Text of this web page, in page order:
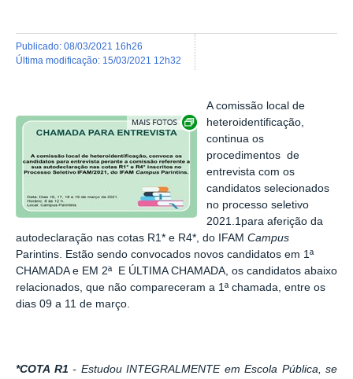
publicado: 08/03/2021 16h26
última modificação: 15/03/2021 12h32
Show image carousel
A comissão local de
heteroidentificação,
continua os
procedimentos de
entrevista com os
candidatos selecionados
no processo seletivo
2021.1para aferição da
autodeclaração nas cotas R1* e R4*, do IFAM Campus
Parintins. Estão sendo convocados novos candidatos em 1ª
CHAMADA e EM 2ª E ÚLTIMA CHAMADA, os candidatos abaixo
relacionados, que não compareceram a 1ª chamada, entre os
dias 09 a 11 de março.
*COTA R1 - Estudou INTEGRALMENTE em Escola Pública, se